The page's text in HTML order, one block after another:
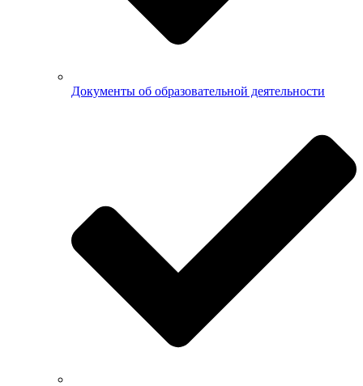
Документы об образовательной деятельности